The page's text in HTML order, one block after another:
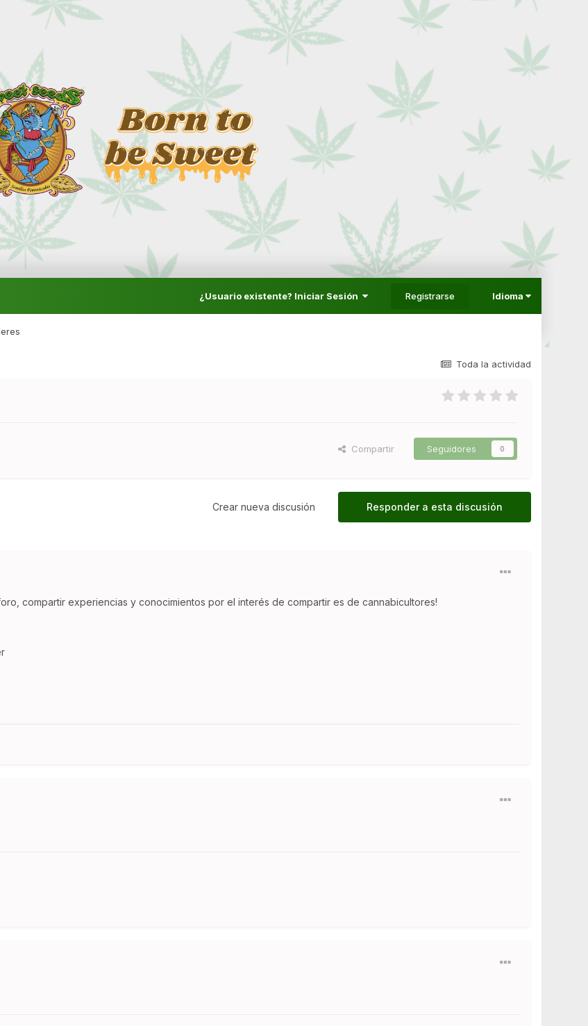
¿Usuario existente? Iniciar Sesión Registrarse Idioma
Toda la actividad
Compartir Seguidores 0
Responder a esta discusión
Crear nueva discusión
compartir experiencias y conocimientos por el interés de compartir es de cannabicultores!